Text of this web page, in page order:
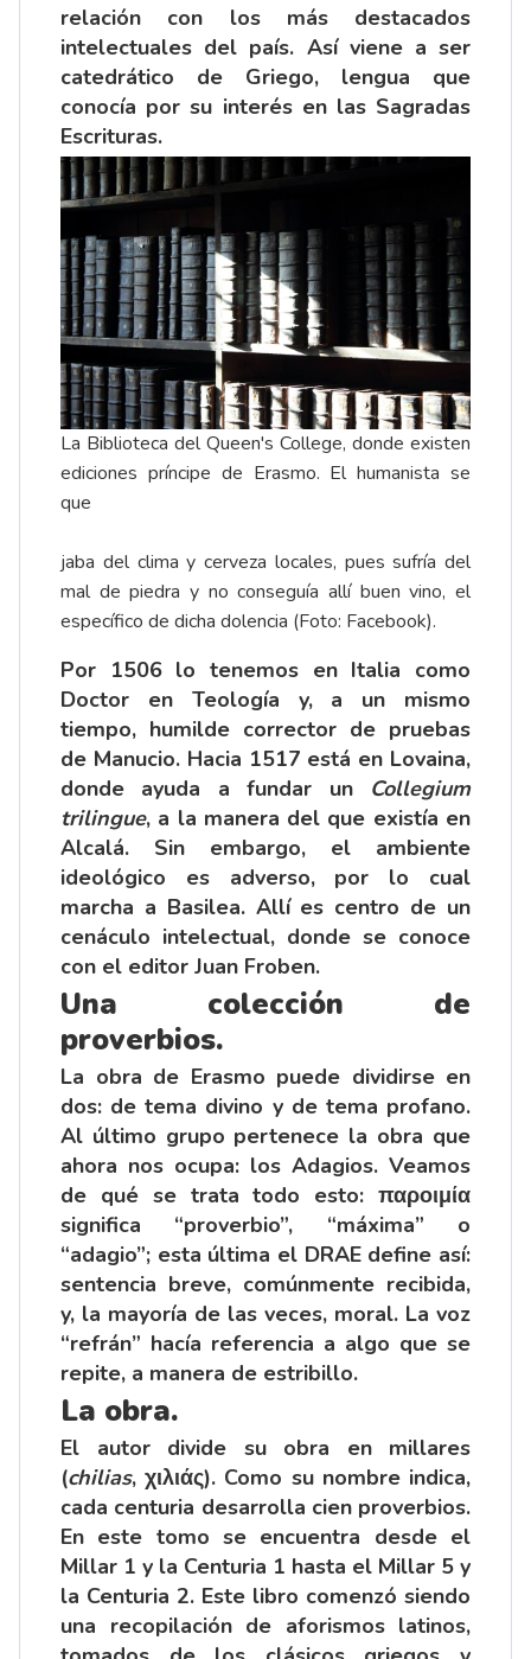
relación con los más destacados
intelectuales del país. Así viene a ser
catedrático de Griego, lengua que
conocía por su interés en las Sagradas
Escrituras.
La Biblioteca del Queen's College, donde existen
ediciones príncipe de Erasmo. El humanista se
que
jaba del clima y cerveza locales, pues sufría del
mal de piedra y no conseguía allí buen vino, el
específico de dicha dolencia (Foto: Facebook).
Por 1506 lo tenemos en Italia como
Doctor en Teología y, a un mismo
tiempo, humilde corrector de pruebas
de Manucio. Hacia 1517 está en Lovaina,
donde ayuda a fundar un Collegium
trilingue, a la manera del que existía en
Alcalá. Sin embargo, el ambiente
ideológico es adverso, por lo cual
marcha a Basilea. Allí es centro de un
cenáculo intelectual, donde se conoce
con el editor Juan Froben.
Una colección de
proverbios.
La obra de Erasmo puede dividirse en
dos: de tema divino y de tema profano.
Al último grupo pertenece la obra que
ahora nos ocupa: los Adagios. Veamos
de qué se trata todo esto: παροιμία
significa “proverbio”, “máxima” o
“adagio”; esta última el DRAE define así:
sentencia breve, comúnmente recibida,
y, la mayoría de las veces, moral. La voz
“refrán” hacía referencia a algo que se
repite, a manera de estribillo.
La obra.
El autor divide su obra en millares
(chilias, χιλιάς). Como su nombre indica,
cada centuria desarrolla cien proverbios.
En este tomo se encuentra desde el
Millar 1 y la Centuria 1 hasta el Millar 5 y
la Centuria 2. Este libro comenzó siendo
una recopilación de aforismos latinos,